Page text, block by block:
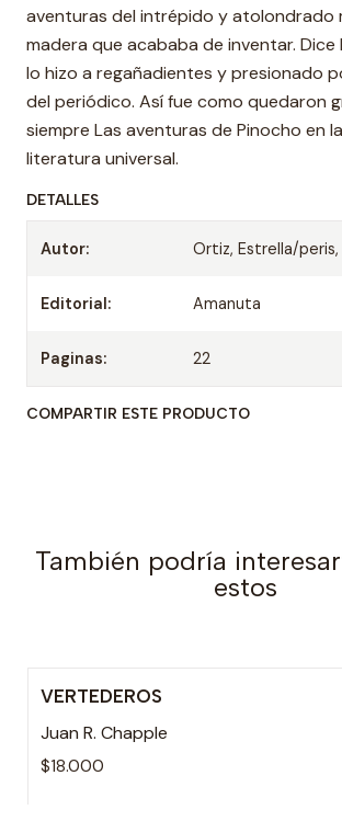
aventuras del intrépido y atolondrado
madera que acababa de inventar. Dice
lo hizo a regañadientes y presionado
del periódico. Así fue como quedaron
siempre Las aventuras de Pinocho en
literatura universal.
DETALLES
Autor: Ortiz, Estrella/peris,
Editorial: Amanuta
Paginas: 22
COMPARTIR ESTE PRODUCTO
También podría
estos
VERTEDEROS
Juan R. Chapple
$18.000